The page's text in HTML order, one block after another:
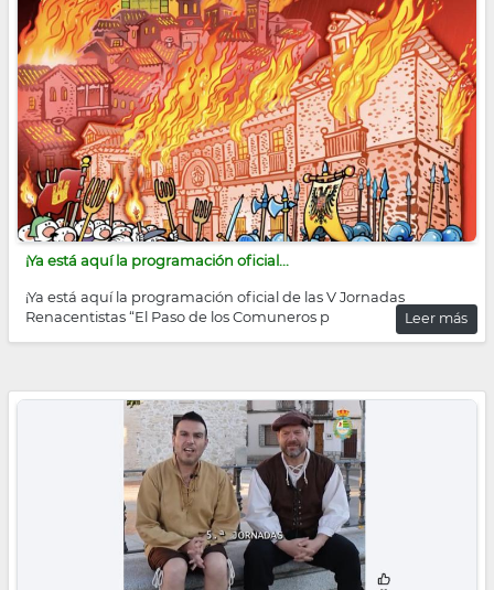
¡Ya está aquí la programación oficial...
¡Ya está aquí la programación oficial de las V Jornadas
Renacentistas “El Paso de los Comuneros p
Leer más